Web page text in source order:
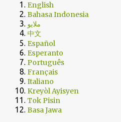
English
Bahasa Indonesia
ملايو
中文
Español
Esperanto
Português
Français
Italiano
Kreyòl Ayisyen
Tok Pisin
Basa Jawa